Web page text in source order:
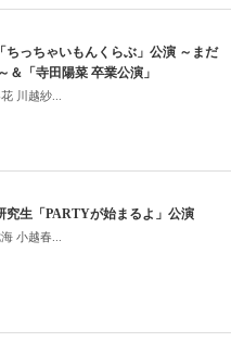
ちっちゃいもんくらぶ」公演 ～まだ
＆「寺田陽菜 卒業公演」
川越紗...
究生「PARTYが始まるよ」公演
小越春...